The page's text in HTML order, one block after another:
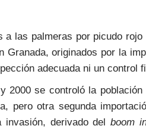
a las palmeras por picudo rojo
Granada, originados por la
adecuada ni un control
2000 se controló la
pero otra segunda
invasión, derivado delboom